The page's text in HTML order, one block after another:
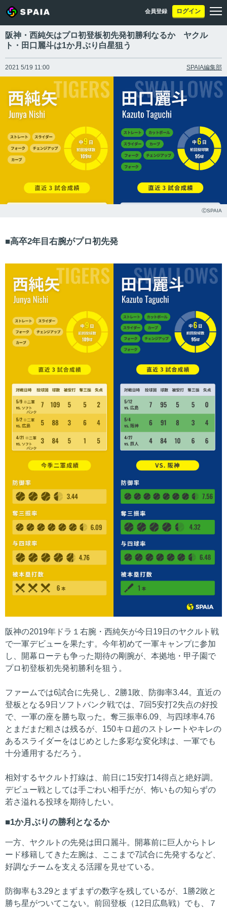
会員登録 ログイン
阪神・西純矢はプロ初登板初先発初勝利なるか ヤクル
ト・田口麗斗は1か月ぶり白星狙う
2021 5/19 11:00 SPAIA編集部
ⒸSPAIA
高卒2年目右腕がプロ初先発
阪神の2019年ドラ１右腕・西純矢が今日19日のヤクルト戦
で一軍デビューを果たす。今年初めて一軍キャンプに参加
し、開幕ローテも争った期待の剛腕が、本拠地・甲子園で
プロ初登板初先発初勝利を狙う。
ファームでは6試合に先発し、2勝1敗、防御率3.44。直近の
登板となる9日ソフトバンク戦では、7回5安打2失点の好投
で、一軍の座を勝ち取った。奪三振率6.09、与四球率4.76
とまだまだ粗さは残るが、150キロ超のストレートやキレの
あるスライダーをはじめとした多彩な変化球は、一軍でも
十分通用するだろう。
相対するヤクルト打線は、前日に15安打14得点と絶好調。
デビュー戦としては手ごわい相手だが、怖いもの知らずの
若さ溢れる投球を期待したい。
1か月ぶりの勝利となるか
一方、ヤクルトの先発は田口麗斗。開幕前に巨人からトレ
ード移籍してきた左腕は、ここまで7試合に先発するなど、
好調なチームを支える活躍を見せている。
防御率も3.29とまずまずの数字を残しているが、1勝2敗と
勝ち星がついてこない。前回登板（12日広島戦）でも、７